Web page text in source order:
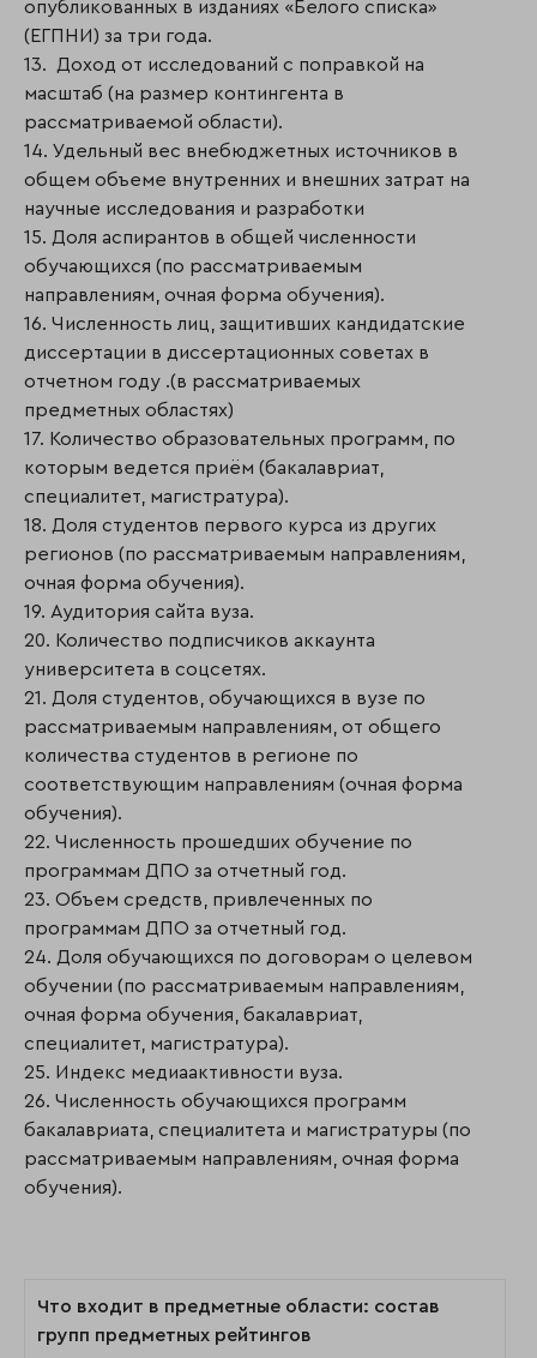
опубликованных в изданиях «Белого списка»
(ЕГПНИ) за три года.
13. Доход от исследований c поправкой на
масштаб (на размер контингента в
рассматриваемой области).
14. Удельный вес внебюджетных источников в
общем объеме внутренних и внешних затрат на
научные исследования и разработки
15. Доля аспирантов в общей численности
обучающихся (по рассматриваемым
направлениям, очная форма обучения).
16. Численность лиц, защитивших кандидатские
диссертации в диссертационных советах в
отчетном году .(в рассматриваемых
предметных областях)
17. Количество образовательных программ, по
которым ведется приём (бакалавриат,
специалитет, магистратура).
18. Доля студентов первого курса из других
регионов (по рассматриваемым направлениям,
очная форма обучения).
19. Аудитория сайта вуза.
20. Количество подписчиков аккаунта
университета в соцсетях.
21. Доля студентов, обучающихся в вузе по
рассматриваемым направлениям, от общего
количества студентов в регионе по
соответствующим направлениям (очная форма
обучения).
22. Численность прошедших обучение по
программам ДПО за отчетный год.
23. Объем средств, привлеченных по
программам ДПО за отчетный год.
24. Доля обучающихся по договорам о целевом
обучении (по рассматриваемым направлениям,
очная форма обучения, бакалавриат,
специалитет, магистратура).
25. Индекс медиаактивности вуза.
26. Численность обучающихся программ
бакалавриата, специалитета и магистратуры (по
рассматриваемым направлениям, очная форма
обучения).
Что входит в предметные области: состав
групп предметных рейтингов